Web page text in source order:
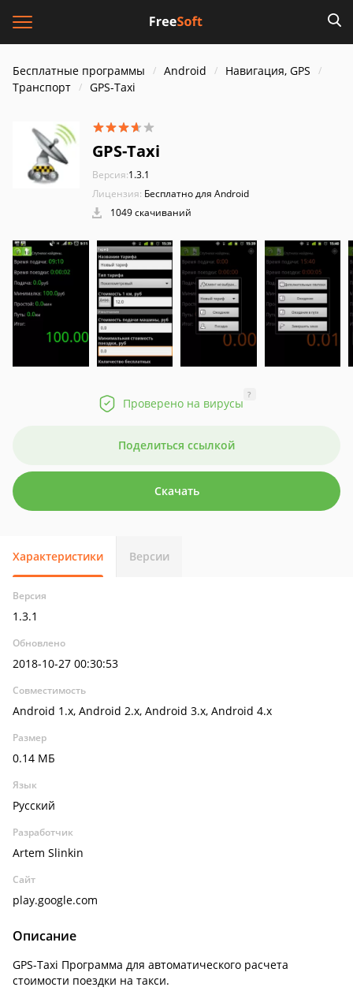
Бесплатные программы Android
Навигация, GPS
Транспорт
GPS-Taxi
GPS-Taxi
Версия:1.3.1
Лицензия: Бесплатно для Android
1049 скачиваний
Проверено на вирусы
?
Поделиться ссылкой
Скачать
Характеристики Версии
Версия
1.3.1
Обновлено
2018-10-27 00:30:53
Совместимость
Android 1.x, Android 2.x, Android 3.x, Android 4.x
Размер
0.14 МБ
Язык
Русский
Разработчик
Artem Slinkin
Сайт
play.google.com
Описание
GPS-Taxi Программа для автоматического расчета
стоимости поездки на такси.